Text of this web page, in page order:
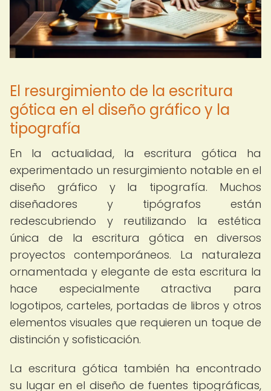
El resurgimiento de la escritura
gótica en el diseño gráfico y la
tipografía
En la actualidad, la escritura gótica ha
experimentado un resurgimiento notable en el
diseño gráfico y la tipografía. Muchos
diseñadores y tipógrafos están
redescubriendo y reutilizando la estética
única de la escritura gótica en diversos
proyectos contemporáneos. La naturaleza
ornamentada y elegante de esta escritura la
hace especialmente atractiva para
logotipos, carteles, portadas de libros y otros
elementos visuales que requieren un toque de
distinción y sofisticación.
La escritura gótica también ha encontrado
su lugar en el diseño de fuentes tipográficas,